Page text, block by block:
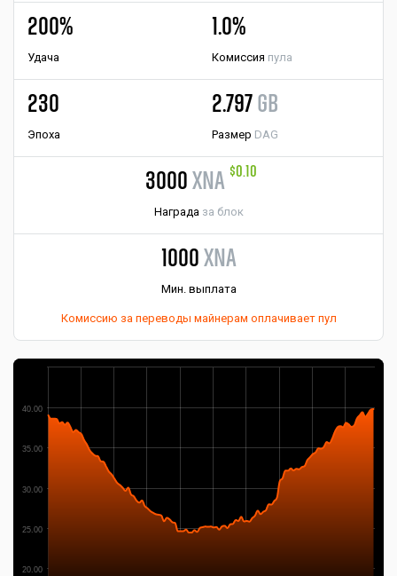
200%
Удача
1.0%
Комиссия пула
230
Эпоха
2.797 GB
Размер DAG
3000 XNA $0.10
Награда за блок
1000 XNA
Мин. выплата
Комиссию за переводы майнерам оплачивает пул
20.00
25.00
30.00
35.00
40.00